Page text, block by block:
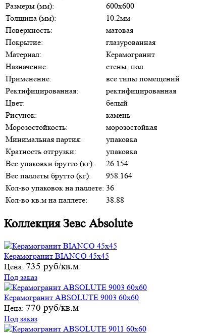
Размеры (мм):
600х600
Толщина (мм):
10.2мм
Поверхность:
матовая
Покрытие:
глазурованная
Материал:
Керамогранит
Назначение:
стены, пол
Применение:
все типы помещений
Ректифицированная:
ректифицированная
Цвет:
белый
Рисунок:
камень
Морозостойкость:
морозостойкая
Минимальная партия:
упаковка
Кратность отгрузки:
упаковка
Вес упаковки брутто (кг):
26.154
Вес паллеты брутто (кг):
958.164
Кол-во упаковок на паллете: 36
Кол-во кв.м на паллете:
38.88
Коллекция Зевс Absolute
Керамогранит BIANCO 45x45
Цена: 735 руб/кв.м
Под заказ
Керамогранит ABSOLUTE 9003 60х60
Цена: 770 руб/кв.м
Под заказ